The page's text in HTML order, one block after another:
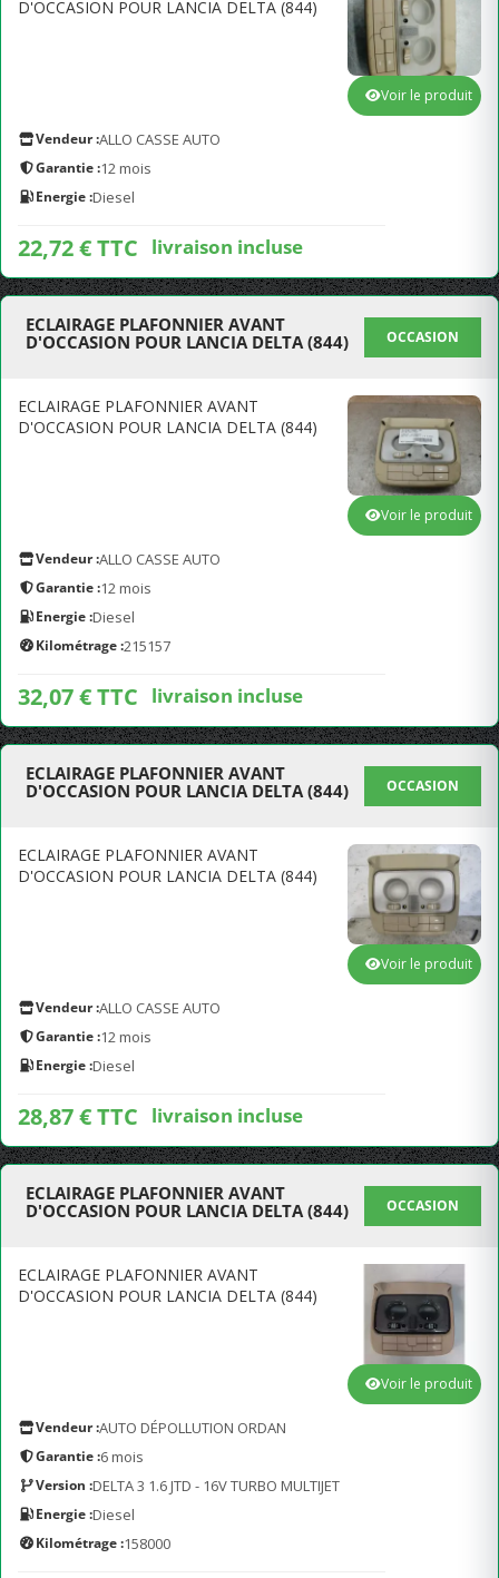
D'OCCASION POUR LANCIA DELTA (844)
Vendeur :ALLO CASSE AUTO
Garantie :12 mois
Energie :Diesel
22,72 € TTC livraison incluse
Voir le produit
ECLAIRAGE PLAFONNIER AVANT
D'OCCASION POUR LANCIA DELTA (844)
OCCASION
ECLAIRAGE PLAFONNIER AVANT
D'OCCASION POUR LANCIA DELTA (844)
Vendeur :ALLO CASSE AUTO
Garantie :12 mois
Energie :Diesel
Kilométrage :215157
32,07 € TTC livraison incluse
Voir le produit
ECLAIRAGE PLAFONNIER AVANT
D'OCCASION POUR LANCIA DELTA (844)
OCCASION
ECLAIRAGE PLAFONNIER AVANT
D'OCCASION POUR LANCIA DELTA (844)
Vendeur :ALLO CASSE AUTO
Garantie :12 mois
Energie :Diesel
28,87 € TTC livraison incluse
Voir le produit
ECLAIRAGE PLAFONNIER AVANT
D'OCCASION POUR LANCIA DELTA (844)
OCCASION
ECLAIRAGE PLAFONNIER AVANT
D'OCCASION POUR LANCIA DELTA (844)
Vendeur :AUTO DÉPOLLUTION ORDAN
Garantie :6 mois
Version :DELTA 3 1.6 JTD - 16V TURBO MULTIJET
Energie :Diesel
Kilométrage :158000
Voir le produit